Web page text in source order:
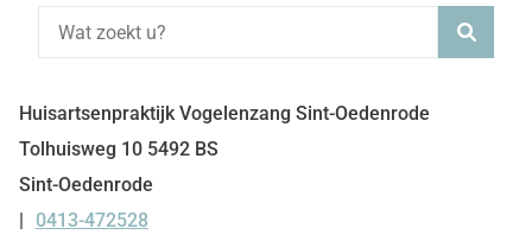
Huisartsenpraktijk Vogelenzang Sint-Oedenrode
Tolhuisweg 10 5492 BS
Sint-Oedenrode
Tel:
0413-472528